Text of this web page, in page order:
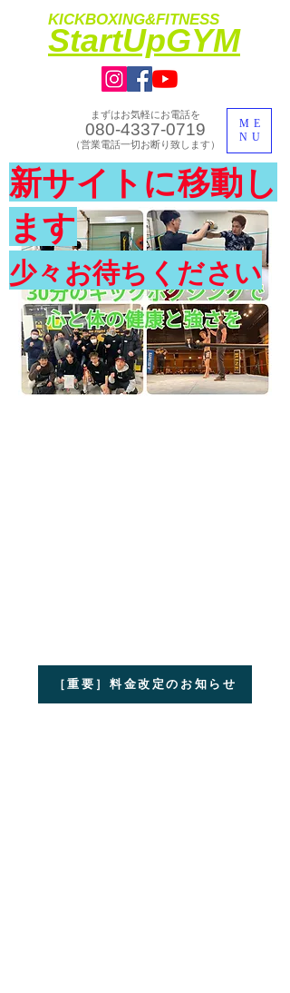
KICKBOXING&FITNESS
​StartUpGYM
ME
NU
まずはお気軽にお電話を
080-4337-0719
​（営業電話一切お断り致します）
​体験入会実施中
新サイトに移動し
ます
少々お待ちください
［重要］料金改定のお知らせ